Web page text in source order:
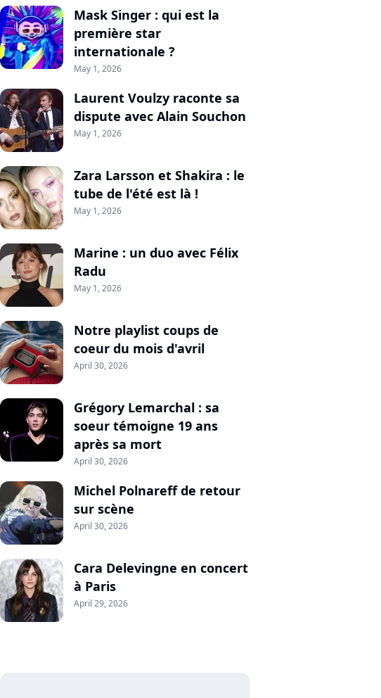
Mask Singer : qui est la
première star
internationale ?
May 1, 2026
Laurent Voulzy raconte sa
dispute avec Alain Souchon
May 1, 2026
Zara Larsson et Shakira : le
tube de l'été est là !
May 1, 2026
Marine : un duo avec Félix
Radu
May 1, 2026
Notre playlist coups de
coeur du mois d'avril
April 30, 2026
Grégory Lemarchal : sa
soeur témoigne 19 ans
après sa mort
April 30, 2026
Michel Polnareff de retour
sur scène
April 30, 2026
Cara Delevingne en concert
à Paris
April 29, 2026